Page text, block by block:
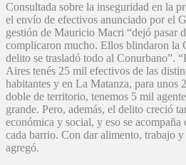
Consultada sobre la inseguridad en la
el envío de efectivos anunciado por el
gestión de Mauricio Macri “dejó pasar
complicaron mucho. Ellos blindaron la
delito se trasladó todo al Conurbano”.
Aires tenés 25 mil efectivos de las
habitantes y en La Matanza, para unos
doble de territorio, tenemos 5 mil
grande. Pero, además, el delito creció
económica y social, y eso se acompaña
cada barrio. Con dar alimento, trabajo y
agregó.